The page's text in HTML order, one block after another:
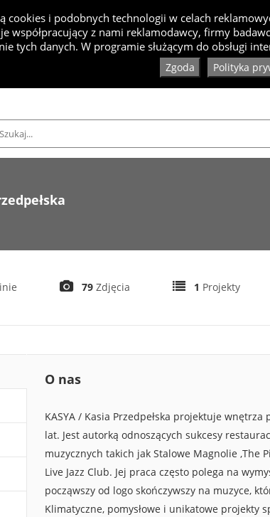
Projekty Inspiracje Artykuły
79 Zdjęcia 1 Projekty
O nas
KASYA / Kasia Przedpełska projektuje
lat. Jest autorką odnoszących sukcesy
muzycznych takich jak Stalowe Magnolie ,The
Live Jazz Club. Jej praca często polega na
począwszy od logo skończywszy na muzyce,
Klimatyczne, pomysłowe i unikatowe projekty
cookies i podobnych technologii w celach
współpracujący z nami reklamodawcy, firmy
tych danych. W programie służącym do obsługi
Zgoda Polityka